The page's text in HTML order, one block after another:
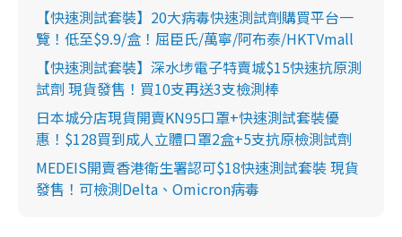
【快速測試套裝】20大病毒快速測試劑購買平台一
覽！低至$9.9/盒！屈臣氏/萬寧/阿布泰/HKTVmall
【快速測試套裝】深水埗電子特賣城$15快速抗原測
試劑 現貨發售！買10支再送3支檢測棒
日本城分店現貨開賣KN95口罩+快速測試套裝優
惠！$128買到成人立體口罩2盒+5支抗原檢測試劑
MEDEIS開賣香港衛生署認可$18快速測試套裝 現貨
發售！可檢測Delta、Omicron病毒